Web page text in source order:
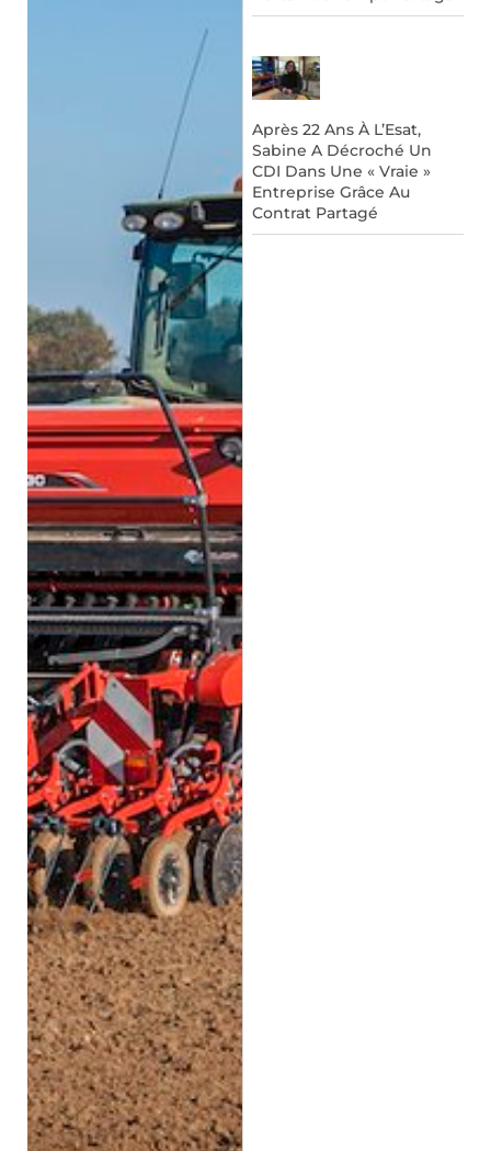
Après 22 Ans À L’Esat,
Sabine A Décroché Un
CDI Dans Une « Vraie »
Entreprise Grâce Au
Contrat Partagé